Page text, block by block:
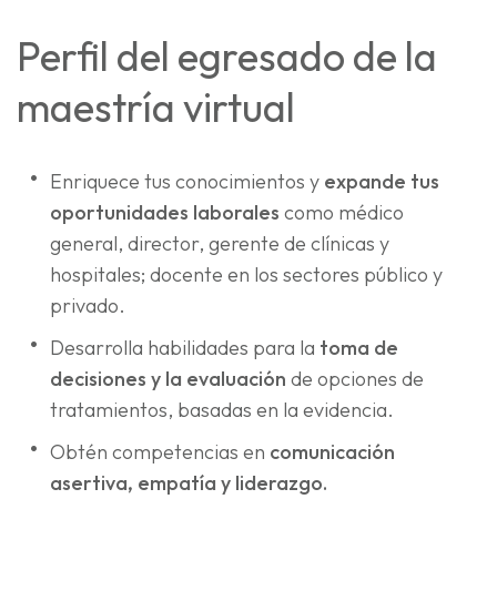
Perfil del egresado de la
maestría virtual
Enriquece tus conocimientos y expande tus
oportunidades laborales como médico
general, director, gerente de clínicas y
hospitales; docente en los sectores público y
privado.
Desarrolla habilidades para la toma de
decisiones y la evaluación de opciones de
tratamientos, basadas en la evidencia.
Obtén competencias en comunicación
asertiva, empatía y liderazgo.